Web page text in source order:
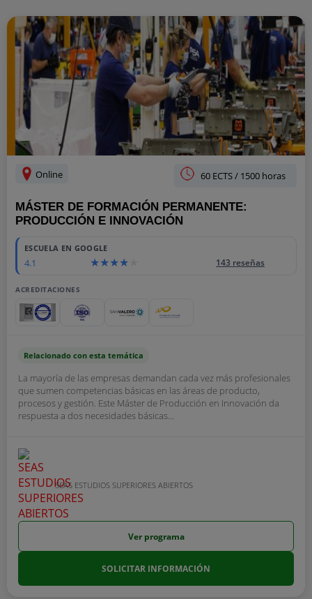
Online 60 ECTS / 1500 horas
MÁSTER DE FORMACIÓN PERMANENTE:
PRODUCCIÓN E INNOVACIÓN
ESCUELA EN GOOGLE
4.1 143 reseñas
ACREDITACIONES
Relacionado con esta temática
La mayoría de las empresas demandan cada vez más profesionales
que sumen competencias básicas en las áreas de producto,
procesos y gestión. Este Máster de Producción en Innovación da
respuesta a dos necesidades básicas...
SEAS ESTUDIOS SUPERIORES ABIERTOS
Ver programa
SOLICITAR INFORMACIÓN